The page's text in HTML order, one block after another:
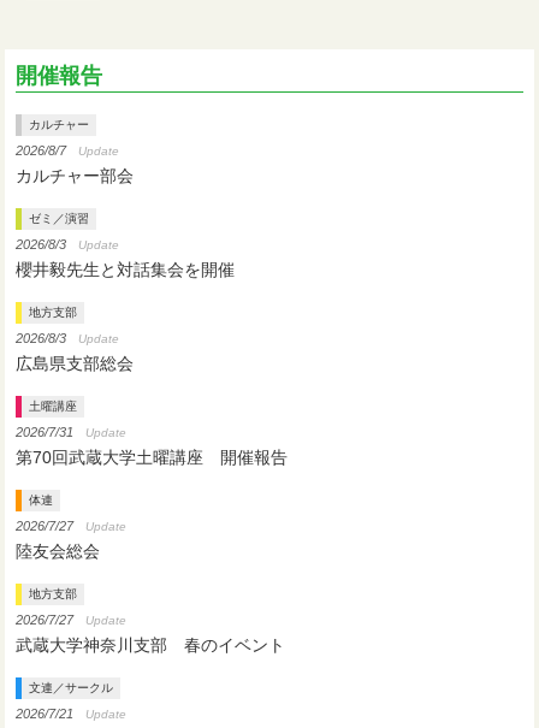
開催報告
カルチャー
2026/8/7 Update
カルチャー部会
ゼミ／演習
2026/8/3 Update
櫻井毅先生と対話集会を開催
地方支部
2026/8/3 Update
広島県支部総会
土曜講座
2026/7/31 Update
第70回武蔵大学土曜講座 開催報告
体連
2026/7/27 Update
陸友会総会
地方支部
2026/7/27 Update
武蔵大学神奈川支部 春のイベント
文連／サークル
2026/7/21 Update